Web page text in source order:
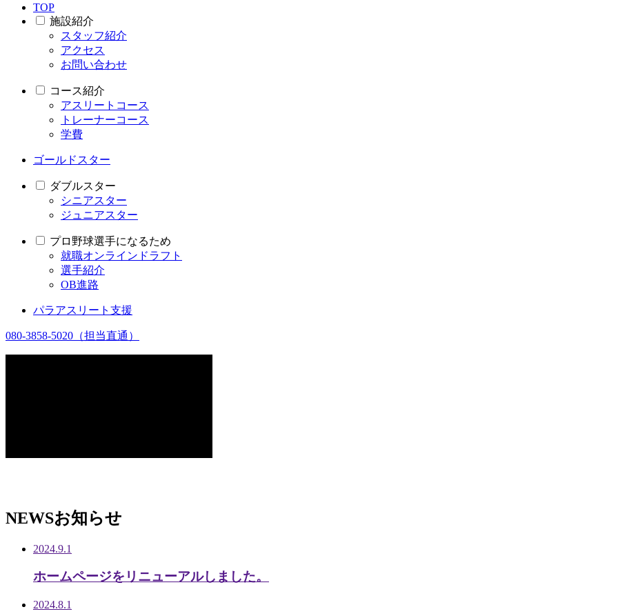
TOP
施設紹介
スタッフ紹介
アクセス
お問い合わせ
コース紹介
アスリートコース
トレーナーコース
学費
ゴールドスター
ダブルスター
シニアスター
ジュニアスター
プロ野球選手になるため
就職オンラインドラフト
選手紹介
OB進路
パラアスリート支援
080-3858-5020 （担当直通）
NEWSお知らせ
2024.9.1
ホームページをリニューアルしました。
2024.8.1